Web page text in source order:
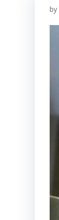
by